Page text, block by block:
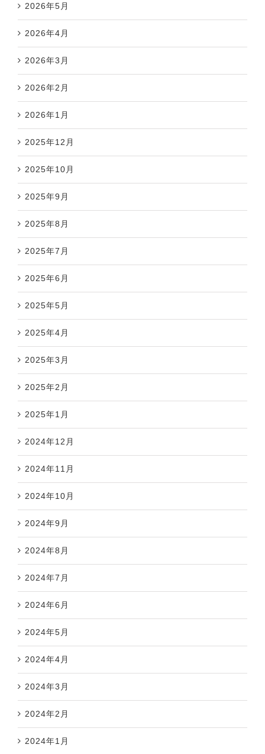
2026年5月
2026年4月
2026年3月
2026年2月
2026年1月
2025年12月
2025年10月
2025年9月
2025年8月
2025年7月
2025年6月
2025年5月
2025年4月
2025年3月
2025年2月
2025年1月
2024年12月
2024年11月
2024年10月
2024年9月
2024年8月
2024年7月
2024年6月
2024年5月
2024年4月
2024年3月
2024年2月
2024年1月